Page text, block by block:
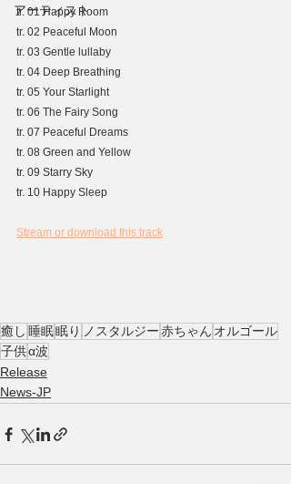
アーティスト
tr. 01 Happy Room
tr. 02 Peaceful Moon
tr. 03 Gentle lullaby
tr. 04 Deep Breathing
tr. 05 Your Starlight
tr. 06 The Fairy Song
tr. 07 Peaceful Dreams
tr. 08 Green and Yellow
tr. 09 Starry Sky
tr. 10 Happy Sleep
Stream or download this track
癒し 睡眠眠り ノスタルジー赤ちゃん オルゴール
子供α波
Release
News-JP